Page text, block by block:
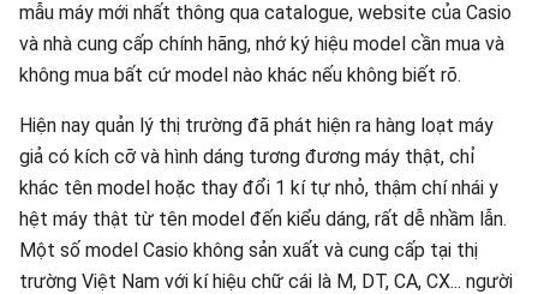
mẫu máy mới nhất thông qua catalogue, website của Casio
và nhà cung cấp chính hãng, nhớ ký hiệu model cần mua và
không mua bất cứ model nào khác nếu không biết rõ.
Hiện nay quản lý thị trường đã phát hiện ra hàng loạt máy
giả có kích cỡ và hình dáng tương đương máy thật, chỉ
khác tên model hoặc thay đổi 1 kí tự nhỏ, thậm chí nhái y
hệt máy thật từ tên model đến kiểu dáng, rất dễ nhầm lẫn.
Một số model Casio không sản xuất và cung cấp tại thị
trường Việt Nam với kí hiệu chữ cái là M, DT, CA, CX... người